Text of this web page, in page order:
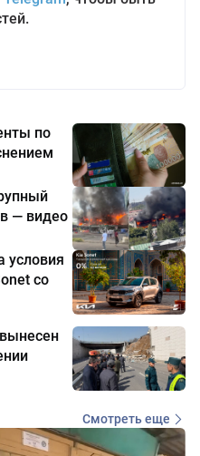
по
— видео
условия
со
Смотреть еще